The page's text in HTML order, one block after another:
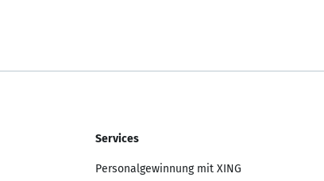
Services
Personalgewinnung mit XING